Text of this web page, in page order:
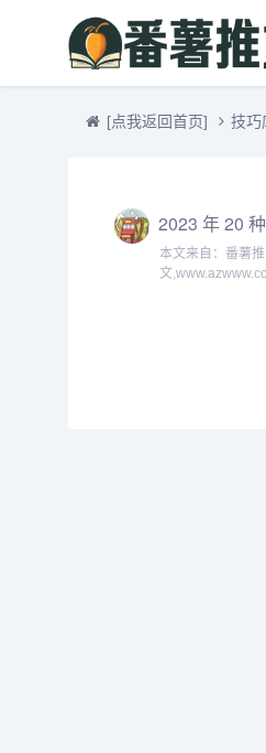
[点我返回首页] 技巧
2023 年 20
创公司
本文来自：番薯推
文